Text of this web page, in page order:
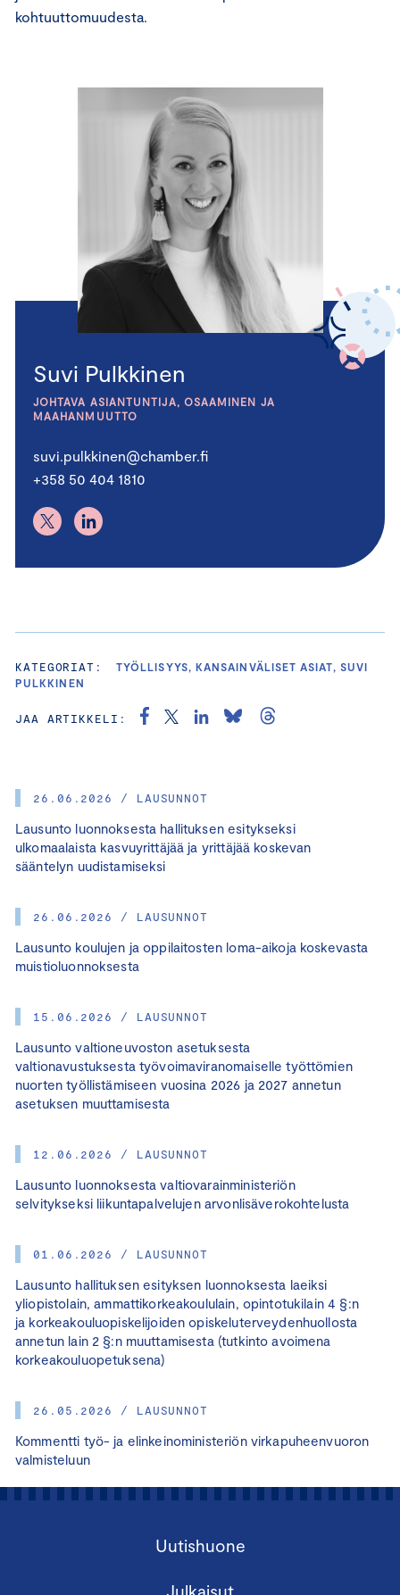
26.06.2026 / LAUSUNNOT
Lausunto luonnoksesta hallituksen esitykseksi
ulkomaalaista kasvuyrittäjää ja yrittäjää koskevan
sääntelyn uudistamiseksi
26.06.2026 / LAUSUNNOT
Lausunto koulujen ja oppilaitosten loma-aikoja koskevasta
muistioluonnoksesta
15.06.2026 / LAUSUNNOT
Lausunto valtioneuvoston asetuksesta
valtionavustuksesta työvoimaviranomaiselle työttömien
nuorten työllistämiseen vuosina 2026 ja 2027 annetun
asetuksen muuttamisesta
12.06.2026 / LAUSUNNOT
Lausunto luonnoksesta valtiovarainministeriön
selvitykseksi liikuntapalvelujen arvonlisäverokohtelusta
01.06.2026 / LAUSUNNOT
Lausunto hallituksen esityksen luonnoksesta laeiksi
yliopistolain, ammattikorkeakoululain, opintotukilain 4 §:n
ja korkeakouluopiskelijoiden opiskeluterveydenhuollosta
annetun lain 2 §:n muuttamisesta (tutkinto avoimena
korkeakouluopetuksena)
26.05.2026 / LAUSUNNOT
Kommentti työ- ja elinkeinoministeriön virkapuheenvuoron
valmisteluun
kohtuuttomuudesta.
Suvi Pulkkinen
JOHTAVA ASIANTUNTIJA, OSAAMINEN JA
MAAHANMUUTTO
suvi.pulkkinen@chamber.fi
+358 50 404 1810
KATEGORIAT:
TYÖLLISYYS, KANSAINVÄLISET ASIAT, SUVI
PULKKINEN
JAA ARTIKKELI:
Uutishuone